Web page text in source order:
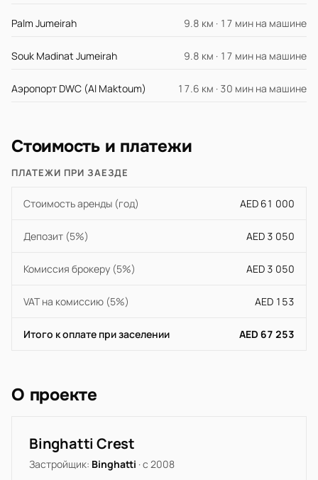
Palm Jumeirah 9.8 км · 17 мин на машине
Souk Madinat Jumeirah 9.8 км · 17 мин на машине
Аэропорт DWC (Al Maktoum) 17.6 км · 30 мин на машине
Стоимость и платежи
ПЛАТЕЖИ ПРИ ЗАЕЗДЕ
Стоимость аренды (год) AED 61 000
Депозит (5%) AED 3 050
Комиссия брокеру (5%) AED 3 050
VAT на комиссию (5%) AED 153
Итого к оплате при заселении AED 67 253
О проекте
Binghatti Crest
Застройщик: Binghatti · с 2008